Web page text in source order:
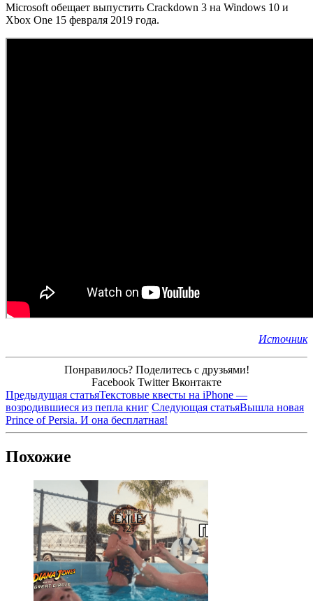
Microsoft обещает выпустить Crackdown 3 на Windows 10 и
Xbox One 15 февраля 2019 года.
Источник
Понравилось? Поделитесь с друзьями!
Facebook Twitter Вконтакте
Предыдущая статьяТекстовые квесты на iPhone —
возродившиеся из пепла книг Следующая статьяВышла новая
Prince of Persia. И она бесплатная!
Похожие